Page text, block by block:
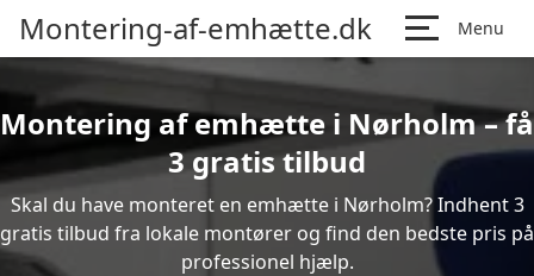
Montering-af-emhætte.dk Menu
Montering af emhætte i Nørholm – få
3 gratis tilbud
Skal du have monteret en emhætte i Nørholm? Indhent 3
gratis tilbud fra lokale montører og find den bedste pris på
professionel hjælp.